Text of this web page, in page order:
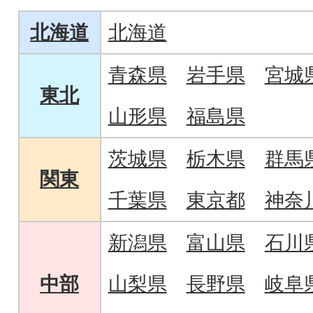
北海道 北海道
東北
青森県 岩手県
宮城
山形県
福島県
関東
茨城県 栃木県
群馬
千葉県
東京都 神奈
中部
新潟県 富山県
石川
山梨県
長野県
岐阜